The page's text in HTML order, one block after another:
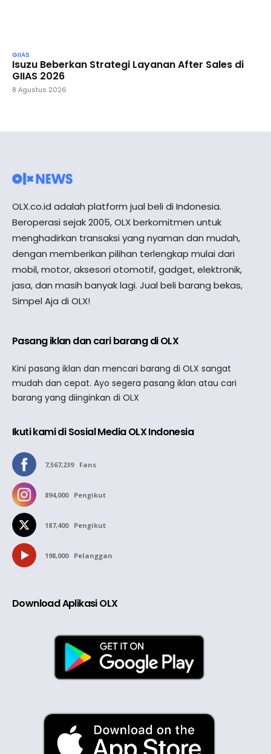
GIIAS
Isuzu Beberkan Strategi Layanan After Sales di
GIIAS 2026
8 Agustus 2026
OLX.co.id adalah platform jual beli di Indonesia.
Beroperasi sejak 2005, OLX berkomitmen untuk
menghadirkan transaksi yang nyaman dan mudah,
dengan memberikan pilihan terlengkap mulai dari
mobil, motor, aksesori otomotif, gadget, elektronik,
jasa, dan masih banyak lagi. Jual beli barang bekas,
Simpel Aja di OLX!
Pasang iklan dan cari barang di OLX
Kini pasang iklan dan mencari barang di OLX sangat
mudah dan cepat. Ayo segera pasang iklan atau cari
barang yang diinginkan di OLX
Ikuti kami di Sosial Media OLX Indonesia
7,567,239 Fans
894,000 Pengikut
187,400 Pengikut
198,000 Pelanggan
Download Aplikasi OLX